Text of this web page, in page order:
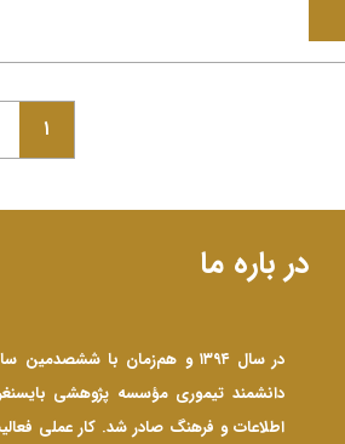
۱
در باره ما
در سال ۱۳۹۴ و هم‌زمان با
دانشمند تیموری مؤسسه پژوهشی